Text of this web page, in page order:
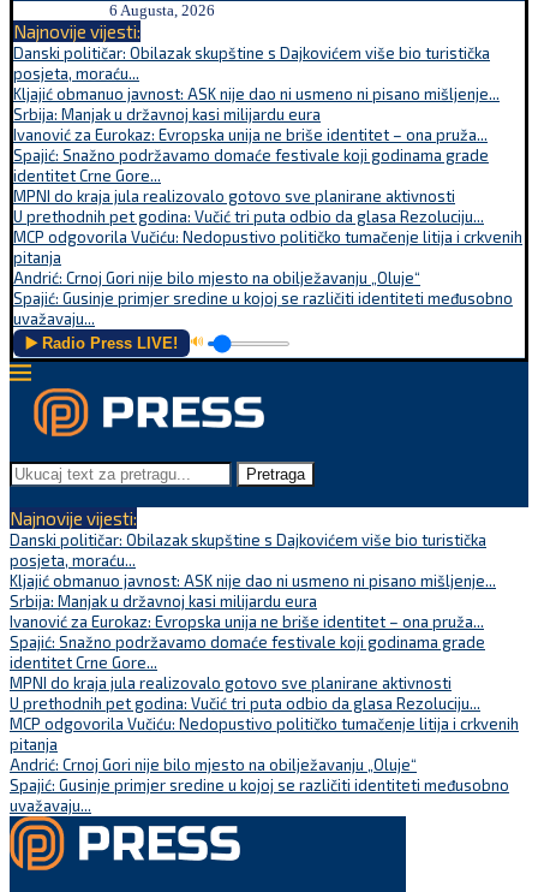
6 Augusta, 2026
Najnovije vijesti:
Danski političar: Obilazak skupštine s Dajkovićem više bio turistička
posjeta, moraću...
Kljajić obmanuo javnost: ASK nije dao ni usmeno ni pisano mišljenje...
Srbija: Manjak u državnoj kasi milijardu eura
Ivanović za Eurokaz: Evropska unija ne briše identitet – ona pruža...
Spajić: Snažno podržavamo domaće festivale koji godinama grade
identitet Crne Gore...
MPNI do kraja jula realizovalo gotovo sve planirane aktivnosti
U prethodnih pet godina: Vučić tri puta odbio da glasa Rezoluciju...
MCP odgovorila Vučiću: Nedopustivo političko tumačenje litija i crkvenih
pitanja
Andrić: Crnoj Gori nije bilo mjesto na obilježavanju „Oluje“
Spajić: Gusinje primjer sredine u kojoj se različiti identiteti međusobno
uvažavaju...
▶️ Radio Press LIVE! 🔊
Pretraga
Najnovije vijesti:
Danski političar: Obilazak skupštine s Dajkovićem više bio turistička
posjeta, moraću...
Kljajić obmanuo javnost: ASK nije dao ni usmeno ni pisano mišljenje...
Srbija: Manjak u državnoj kasi milijardu eura
Ivanović za Eurokaz: Evropska unija ne briše identitet – ona pruža...
Spajić: Snažno podržavamo domaće festivale koji godinama grade
identitet Crne Gore...
MPNI do kraja jula realizovalo gotovo sve planirane aktivnosti
U prethodnih pet godina: Vučić tri puta odbio da glasa Rezoluciju...
MCP odgovorila Vučiću: Nedopustivo političko tumačenje litija i crkvenih
pitanja
Andrić: Crnoj Gori nije bilo mjesto na obilježavanju „Oluje“
Spajić: Gusinje primjer sredine u kojoj se različiti identiteti međusobno
uvažavaju...